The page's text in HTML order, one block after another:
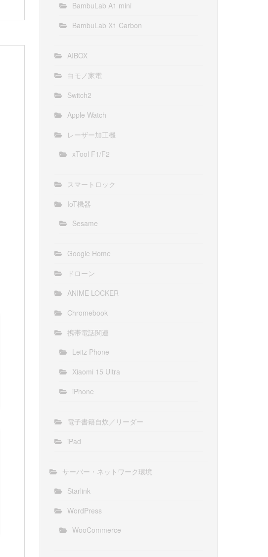
BambuLab A1 mini
BambuLab X1 Carbon
AIBOX
白モノ家電
Switch2
Apple Watch
レーザー加工機
xTool F1/F2
スマートロック
IoT機器
Sesame
Google Home
ドローン
ANIME LOCKER
Chromebook
携帯電話関連
Leitz Phone
Xiaomi 15 Ultra
iPhone
電子書籍自炊／リーダー
iPad
サーバー・ネットワーク環境
Starlink
WordPress
WooCommerce